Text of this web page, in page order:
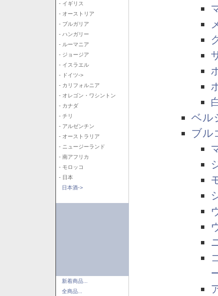
- イギリス
- オーストリア
- ブルガリア
- ハンガリー
- ルーマニア
- ジョージア
- イスラエル
- ドイツ->
- カリフォルニア
- オレゴン・ワシントン
- カナダ
- チリ
- アルゼンチン
- オーストラリア
- ニュージーランド
- 南アフリカ
- モロッコ
- 日本
日本酒->
新着商品...
全商品...
ベル
ブル